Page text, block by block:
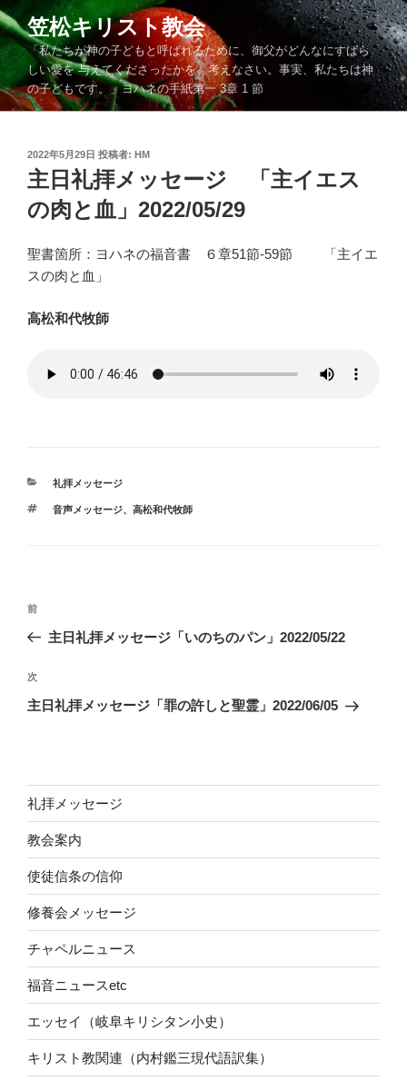
コ
ン
テ
ン
ツ
笠松キリスト教会
「私たちが神の子どもと呼ばれるために、御父がどんなにすばら
しい愛を 与えてくださったかを、考えなさい。事実、私たちは神
の子どもです。」ヨハネの手紙第一 3章 1 節
投
稿
日:
2022年5月29日 投稿者: HM
主日礼拝メッセージ 「主イエス
の肉と血」2022/05/29
聖書箇所：ヨハネの福音書 ６章51節-59節 「主イエ
スの肉と血」
高松和代牧師
カ
ゴ
礼拝メッセージ
タ
音声メッセージ、高松和代牧師
投
ビ
ゲ
ン
前
の
稿
前
主日礼拝メッセージ「いのちのパン」2022/05/22
次
の
次
主日礼拝メッセージ「罪の許しと聖霊」2022/06/05
礼拝メッセージ
教会案内
使徒信条の信仰
修養会メッセージ
チャペルニュース
福音ニュースetc
エッセイ（岐阜キリシタン小史）
キリスト教関連（内村鑑三現代語訳集）